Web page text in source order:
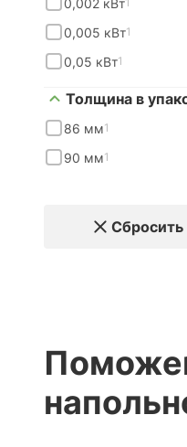
0,005 кВт1
0,05 кВт1
Толщина в
86 мм1
90 мм1